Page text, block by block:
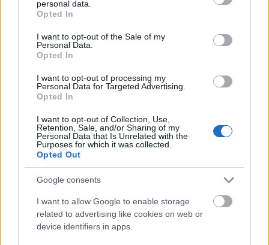
grant or deny consent to Google and its third-party tags to
use your data for below specified purposes in below Google
consent section.
personal data.
Opted In
I want to opt-out of the Sale of my
Personal Data.
Opted In
I want to opt-out of processing my
Personal Data for Targeted Advertising.
Opted In
I want to opt-out of Collection, Use,
Retention, Sale, and/or Sharing of my
Personal Data that Is Unrelated with the
Purposes for which it was collected.
Opted Out
Google consents
I want to allow Google to enable storage
related to advertising like cookies on web or
device identifiers in apps.
elkevert keményítőt.
Adjuk hozzá a ceruzababot, öntsük fel vízzel,
hogy ellepje, majd a főzés legvégén adjuk hozzá
a kaprot és a citromlevet is.
Extra tipp: ne főzzük túl, sőt, maradjon ropogós a
Jó étvágyat!
Elkészítési idő (félkész csicseriborsóból): 30 perc
Egy kattintás, és nem maradsz le a további receptekről: